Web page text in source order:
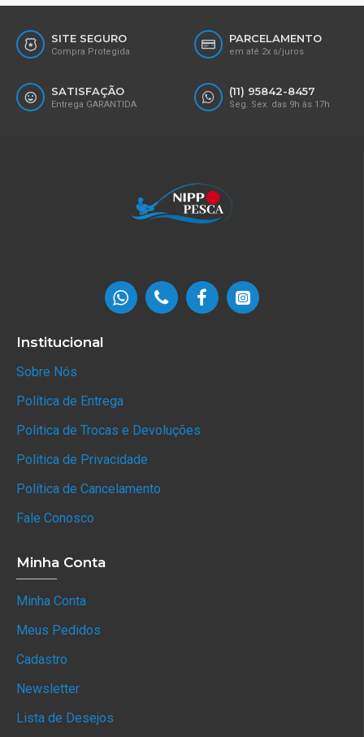
SITE SEGURO
Compra Protegida
PARCELAMENTO
em até 2x s/juros
SATISFAÇÃO
Entrega GARANTIDA
(11) 95842-8457
Seg. Sex. das 9h às 17h
Institucional
Sobre Nós
Política de Entrega
Politica de Trocas e Devoluções
Politica de Privacidade
Política de Cancelamento
Fale Conosco
Minha Conta
Minha Conta
Meus Pedidos
Cadastro
Newsletter
Lista de Desejos